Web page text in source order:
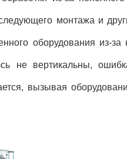
монтажа и
оборудования из-за
не вертикальны,
вызывая